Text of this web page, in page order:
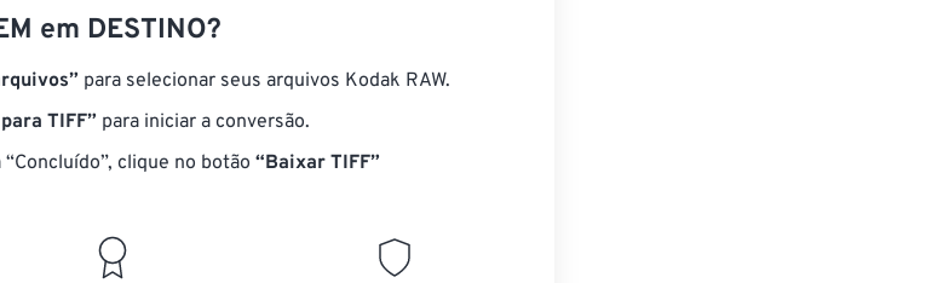
em DESTINO?
para selecionar seus arquivos Kodak RAW.
TIFF” para iniciar a conversão.
clique no botão “Baixar TIFF”